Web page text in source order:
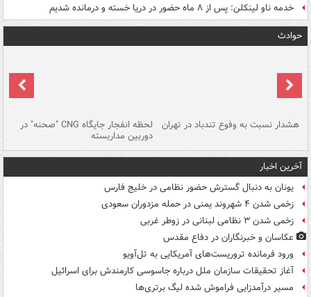
خدمه ناو لینکلن: پس از ۸ ماه حضور در دریا خسته و درمانده‌ شدیم
حوادث
هشدار نسبت به وفوع تندباد در تهران لحظه انفجار جایگاه CNG "صحنه" در
دوربین مداربسته
آخرین اخبار
یونان به دنبال گسترش حضور نظامی در خلیج فارس
زخمی شدن ۴ شهروند یمنی در حمله مزدوران سعودی
زخمی شدن ۳ نظامی لبنانی در زوطر غربی
عکاسان و خبرنگاران در دفاع مقدس
ورود فرمانده تروریست‌های آمریکایی به تل‌آویو
آغاز تحقیقات سازمان ملل درباره جاسوسی کارمندش برای اسرائیل
مسیر درآمدزایی فراموش شده لیگ برتری‌ها